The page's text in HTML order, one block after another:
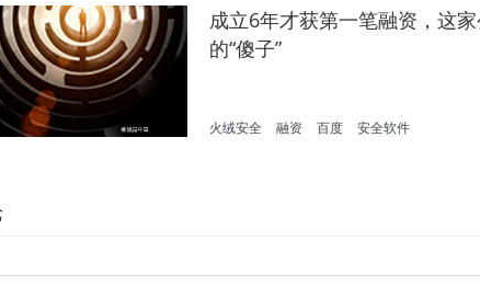
成立6年才获第一笔融资，这
的“傻子”
火绒安全 融资 百度 安全软件